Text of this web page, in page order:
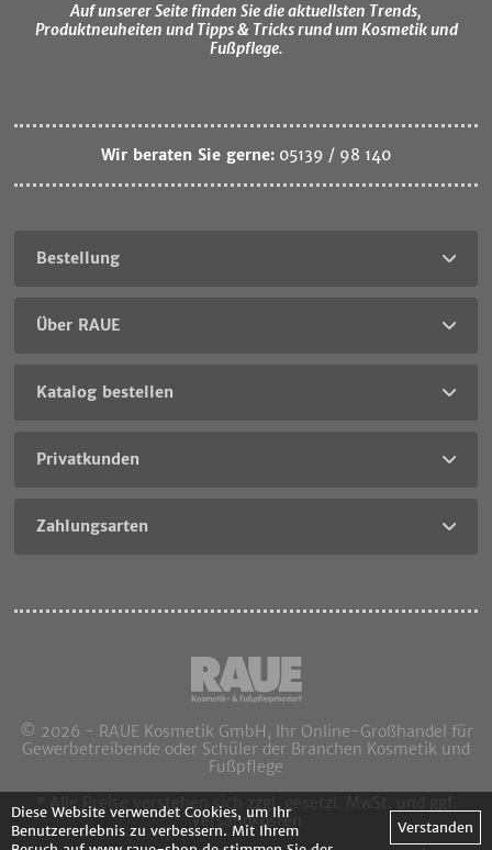
Auf unserer Seite finden Sie die aktuellsten Trends,
Produktneuheiten und Tipps & Tricks rund um Kosmetik und
Fußpflege.
Wir beraten Sie gerne: 05139 / 98 140
Bestellung
Über RAUE
Katalog bestellen
Privatkunden
Zahlungsarten
© 2026 - RAUE Kosmetik GmbH, Ihr Online-Großhandel für
Gewerbetreibende oder Schüler der Branchen Kosmetik und
Fußpflege
* Alle Preise verstehen sich zzgl. gesetzl. MwSt. und ggf.
Versandkosten
Diese Website verwendet Cookies, um Ihr
Benutzererlebnis zu verbessern. Mit Ihrem
Verstanden